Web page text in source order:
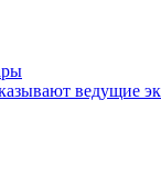
ведущие